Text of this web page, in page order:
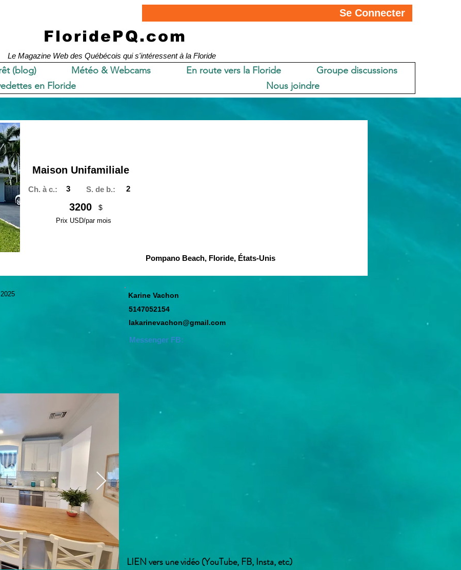
Se Connecter
FloridePQ.com
Le Magazine Web des Québécois qui s'intéressent à la Floride
(blog) Météo & Webcams En route vers la Floride
Groupe discussions
en Floride
Nous joindre
Maison Unifamiliale
Ch. à c.: 3 S. de b.: 2
3200 $
Prix USD/par mois
Pompano Beach, Floride, États-Unis
Karine Vachon
5147052154
lakarinevachon@gmail.com
Messenger FB:
LIEN vers une vidéo (YouTube, FB, Insta, etc)